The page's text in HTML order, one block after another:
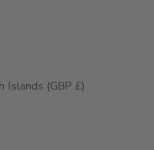
Islands (GBP £)